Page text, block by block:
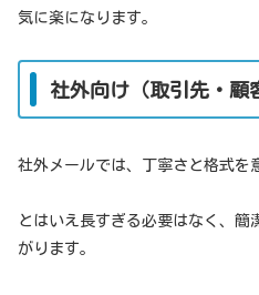
気に楽になります。
社外向け（取引先・顧
社外メールでは、丁寧さと格式を
とはいえ長すぎる必要はなく、簡
がります。